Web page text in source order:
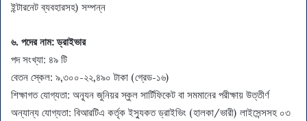
ইন্টারনেট ব্যবহারসহ) সম্পন্ন
৬. পদের নাম:ড্রাইভার
পদ সংখ্যা: ৪৯ টি
বেতন স্কেল: ৯,৩০০-২২,৪৯০ টাকা (গ্রেড-১৬)
শিক্ষাগত যোগ্যতা: অন্যূন জুনিয়র স্কুল সার্টিফিকেট বা সমমানের পরীক্ষায় উত্তীর্ণ
অন্যান্য যোগ্যতা: বিআরটিএ কর্তৃক ইস্যুকত ড্রাইভিং (হালকা/ভারী) লাইসেন্সসহ ০৩